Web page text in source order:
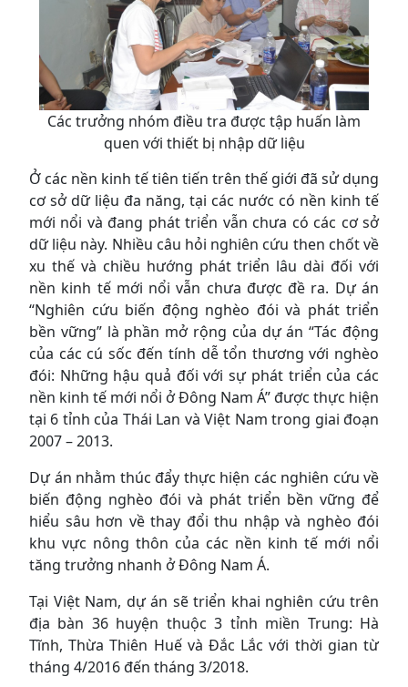
Các trưởng nhóm điều tra được tập huấn làm
quen với thiết bị nhập dữ liệu
Ở các nền kinh tế tiên tiến trên thế giới đã sử dụng
cơ sở dữ liệu đa năng, tại các nước có nền kinh tế
mới nổi và đang phát triển vẫn chưa có các cơ sở
dữ liệu này. Nhiều câu hỏi nghiên cứu then chốt về
xu thế và chiều hướng phát triển lâu dài đối với
nền kinh tế mới nổi vẫn chưa được đề ra. Dự án
“Nghiên cứu biến động nghèo đói và phát triển
bền vững” là phần mở rộng của dự án “Tác động
của các cú sốc đến tính dễ tổn thương với nghèo
đói: Những hậu quả đối với sự phát triển của các
nền kinh tế mới nổi ở Đông Nam Á” được thực hiện
tại 6 tỉnh của Thái Lan và Việt Nam trong giai đoạn
2007 – 2013.
Dự án nhằm thúc đẩy thực hiện các nghiên cứu về
biến động nghèo đói và phát triển bền vững để
hiểu sâu hơn về thay đổi thu nhập và nghèo đói
khu vực nông thôn của các nền kinh tế mới nổi
tăng trưởng nhanh ở Đông Nam Á.
Tại Việt Nam, dự án sẽ triển khai nghiên cứu trên
địa bàn 36 huyện thuộc 3 tỉnh miền Trung: Hà
Tĩnh, Thừa Thiên Huế và Đắc Lắc với thời gian từ
tháng 4/2016 đến tháng 3/2018.